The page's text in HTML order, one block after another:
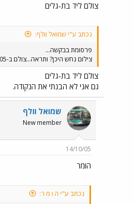
צולם ליד בת-גלים
נכתב ע"י שמואל וולף:
פרסומת בבקשה...
צילום נחש היכן? ותראה...צולם ב-3/10/2005
צולם ליד בת-גלים
גם אני לא הבנתי את הנקודה.
שמואל וולף
New member
14/10/05
הומר
נכתב ע"י ה ו מ ר: